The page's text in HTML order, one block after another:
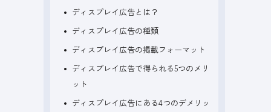
ディスプレイ広告とは？
ディスプレイ広告の種類
ディスプレイ広告の掲載フォーマット
ディスプレイ広告で得られる5つのメリ
ット
ディスプレイ広告にある4つのデメリッ